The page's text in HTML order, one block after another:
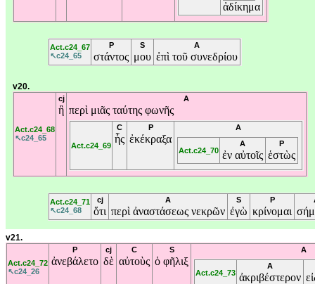
ἀδίκημα
Act.c24_67
↖c24_65
P
στάντος
S
μου
A
ἐπὶ τοῦ συνεδρίου
v20.
Act.c24_68
↖c24_65
cj
ἢ
A
περὶ μιᾶς ταύτης φωνῆς
Act.c24_69
C
ἧς
P
ἐκέκραξα
A
Act.c24_70
A
ἐν αὐτοῖς
P
ἑστὼς
Act.c24_71
↖c24_68
cj
ὅτι
A
περὶ ἀναστάσεως νεκρῶν
S
ἐγὼ
P
κρίνομαι
v21.
Act.c24_72
↖c24_26
P
ἀνεβάλετο
cj
δὲ
C
αὐτοὺς
S
ὁ φῆλιξ
A
Act.c24_73
A
ἀκριβέστερον